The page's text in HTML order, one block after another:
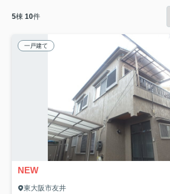
5棟 10件
一戸建て
NEW
東大阪市友井